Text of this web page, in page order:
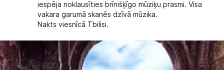
iespēja noklausīties brīnišķīgo mūziķu prasmi. Visa
vakara garumā skanēs dzīvā mūzika.
Nakts viesnīcā Tbilisi.